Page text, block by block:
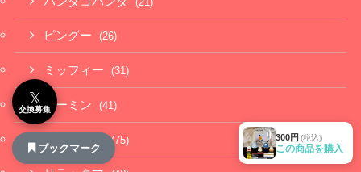
300円 (税込)
この商品を購入
ピングー (26)
ミッフィー (31)
ムーミン (41)
モンチッチ (75)
𝕏
交換募集
ブックマーク